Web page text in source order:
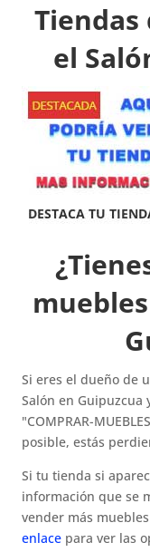
Tiendas
el
Si eres el dueño de
Salón en Guipuzcua
"COMPRAR-
posible, estás
Si tu tienda si
información que se
vender más
enlace para ver las